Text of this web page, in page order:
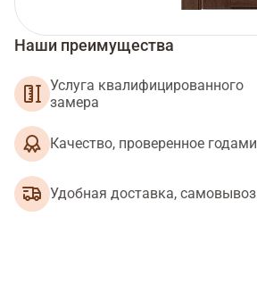
Наши преимущества
Услуга квалифицированного
замера
Качество, проверенное годами
Удобная доставка, самовывоз